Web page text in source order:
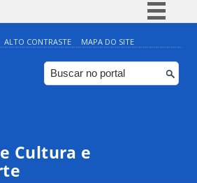
Simplifique!
Comunica BR
Participe
ALTO CONTRASTE MAPA DO SITE
Cultura e